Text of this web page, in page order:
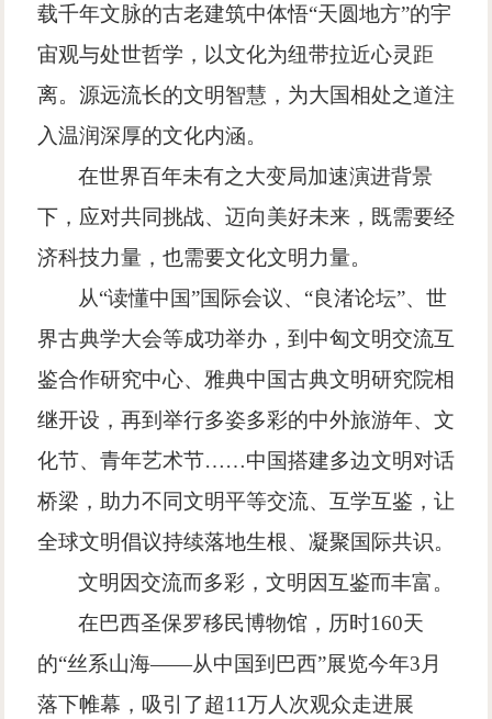
载千年文脉的古老建筑中体悟“天圆地方”的宇
宙观与处世哲学，以文化为纽带拉近心灵距
离。源远流长的文明智慧，为大国相处之道注
入温润深厚的文化内涵。
在世界百年未有之大变局加速演进背景
下，应对共同挑战、迈向美好未来，既需要经
济科技力量，也需要文化文明力量。
从“读懂中国”国际会议、 “良渚论坛”、世
界古典学大会等成功举办，到中匈文明交流互
鉴合作研究中心、雅典中国古典文明研究院相
继开设，再到举行多姿多彩的中外旅游年、文
化节、青年艺术节……中国搭建多边文明对话
桥梁，助力不同文明平等交流、互学互鉴，让
全球文明倡议持续落地生根、凝聚国际共识。
文明因交流而多彩，文明因互鉴而丰富。
在巴西圣保罗移民博物馆，历时160天
的“丝系山海——从中国到巴西”展览今年3 月
落下帷幕，吸引了超11万人次观众走进展